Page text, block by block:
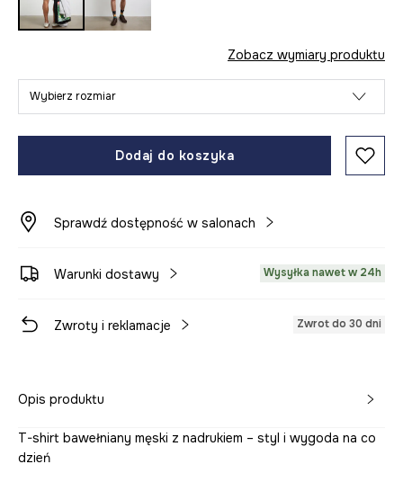
Zobacz wymiary produktu
Wybierz rozmiar
Dodaj do koszyka
Sprawdź dostępność w salonach
Warunki dostawy Wysyłka nawet w 24h
Zwroty i reklamacje Zwrot do 30 dni
Opis produktu
T-shirt bawełniany męski z nadrukiem – styl i wygoda na co
dzień